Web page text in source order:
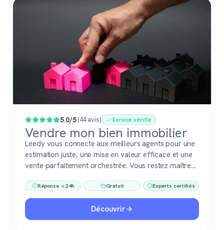
Populaire
5.0/5(44 avis) Service vérifié
Vendre mon bien immobilier
Leedy vous connecte aux meilleurs agents pour une
estimation juste, une mise en valeur efficace et une
vente parfaitement orchestrée. Vous restez maître
Réponse < 24h Gratuit Experts certifiés
Découvrir